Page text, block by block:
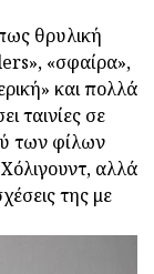
θρυλική
«σφαίρα»,
και πολλά
ταινίες σε
των φίλων
αλλά
της με